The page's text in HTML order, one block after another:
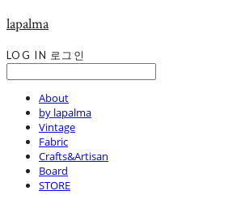
lapalma
LOG IN 로그인
About
by lapalma
Vintage
Fabric
Crafts&Artisan
Board
STORE